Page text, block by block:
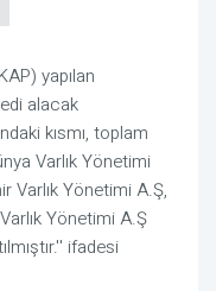
yapılan
alacak
kısmı, toplam
Varlık Yönetimi
Varlık Yönetimi A.Ş,
Yönetimi A.Ş
ifadesi